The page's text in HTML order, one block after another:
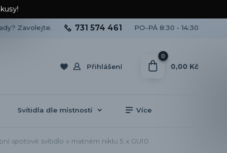
Přihlášení
Zavolejte. 731 574 461 PO-PÁ 8:30 - 14:30
0
0,00 Kč
Svítidla dle místností Více
spotové svítidlo v matném niklu 5 x GU10